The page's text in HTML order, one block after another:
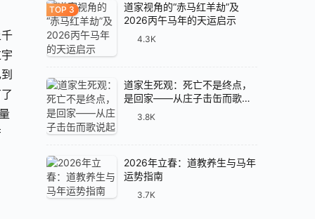
道家视角的“赤马红羊劫”及
2026丙午马年的天运启示
4.3K
道家生死观：死亡不是终点，
是回家——从庄子击缶而歌说
3.8K
2026年立春：道教养生与马年
运势指南
3.7K